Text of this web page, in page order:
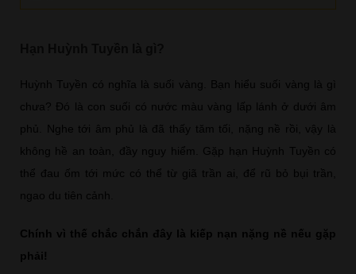
Huỳnh Tuyền có nghĩa là suối vàng. Bạn hiểu suối vàng là gì
chưa? Đó là con suối có nước màu vàng lấp lánh ở dưới âm
phủ. Nghe tới âm phủ là đã thấy tăm tối, nặng nề rồi, vậy là
không hề an toàn, đầy nguy hiểm. Gặp hạn Huỳnh Tuyền có
thể đau ốm tới mức có thể từ giã trần ai, để rũ bỏ bụi trần,
ngao du tiên cảnh.
Chính vì thế chắc chắn đây là kiếp nạn nặng nề nếu gặp
phải!